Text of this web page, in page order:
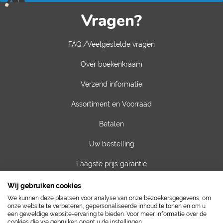
Vragen?
FAQ /Veelgestelde vragen
Over boekenkraam
Verzend informatie
Assortiment en Voorraad
Betalen
Uw bestelling
Laagste prijs garantie
Privacy van gegevens
Algemene voorwaarden
Wij gebruiken cookies
We kunnen deze plaatsen voor analyse van onze bezoekersgegevens, om
onze website te verbeteren, gepersonaliseerde inhoud te tonen en om u
een geweldige website-ervaring te bieden. Voor meer informatie over de